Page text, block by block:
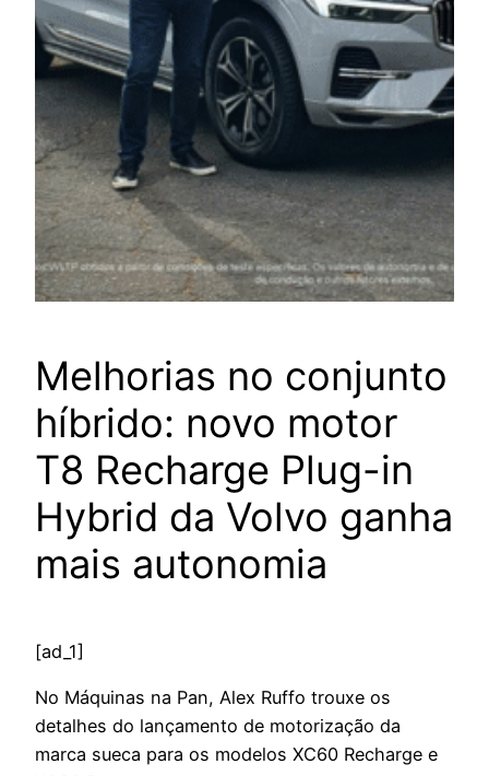
Melhorias no conjunto
híbrido: novo motor
T8 Recharge Plug-in
Hybrid da Volvo ganha
mais autonomia
[ad_1]
No Máquinas na Pan, Alex Ruffo trouxe os
detalhes do lançamento de motorização da
marca sueca para os modelos XC60 Recharge e